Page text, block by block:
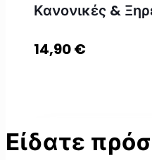
Κανονικές &
14,90€
Είδατε